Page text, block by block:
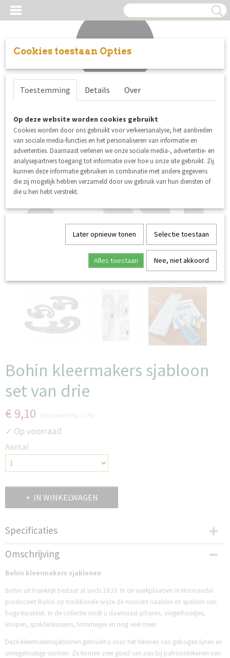
Inloggen Registreren
Bohin kleermakers sjabloon
set van drie
€ 9,10
✓ Op voorraad
Aantal
IN WINKELWAGEN
Specificaties
Productcode
DBO62548
Omschrijving
Bohin kleermakers sjablonen
Bohin uit Frankrijk bestaat al sinds 1833. In de werkplaatsen in Normandië
produceert Bohin op traditionele wijze de mooiste naalden en spelden van
hoge kwaliteit. In de collectie vindt u daarnaast scharen, vingerhoedjes,
knopen, speldenkussens, tornmesjes en nog veel meer.
Deze kleermakerssjablonen gebruikt u voor het tekenen van gebogen lijnen en
onregelmatige vormen. Ze komen zeer goed van pas bij patroontekenen van
Cookies toestaan Opties
Toestemming Details Over
Op deze website worden cookies gebruikt
Cookies worden door ons gebruikt voor verkeersanalyse, het aanbieden
van sociale media-functies en het personaliseren van informatie en
advertenties. Daarnaast verlenen we onze sociale media-, advertentie- en
analysepartners toegang tot informatie over hoe u onze site gebruikt. Zij
kunnen deze informatie gebruiken in combinatie met andere gegevens
die zij mogelijk hebben verzameld door uw gebruik van hun diensten of
die u hen hebt verstrekt.
Later opnieuw tonen Selectie toestaan
Alles toestaan Nee, niet akkoord